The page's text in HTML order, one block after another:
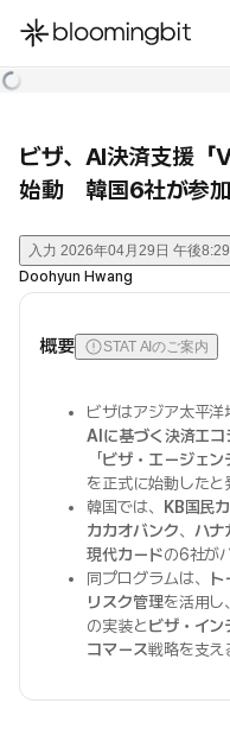
한국어
ビザ、AI決済支援「
始動 韓国6社が参加
入力 2026年04月29日 午後8:29
Doohyun Hwang
概要 STAT AIのご案内
ビザはアジア太平洋
AIに基づく決済エコ
「ビザ・エージェン
を正式に始動したと
韓国では、
KB国民
カカオバンク、 ハナ
現代カードの6社が
同プログラムは、
ト
リスク管理を活用し
の実装とビザ・イン
コマース戦略を支え